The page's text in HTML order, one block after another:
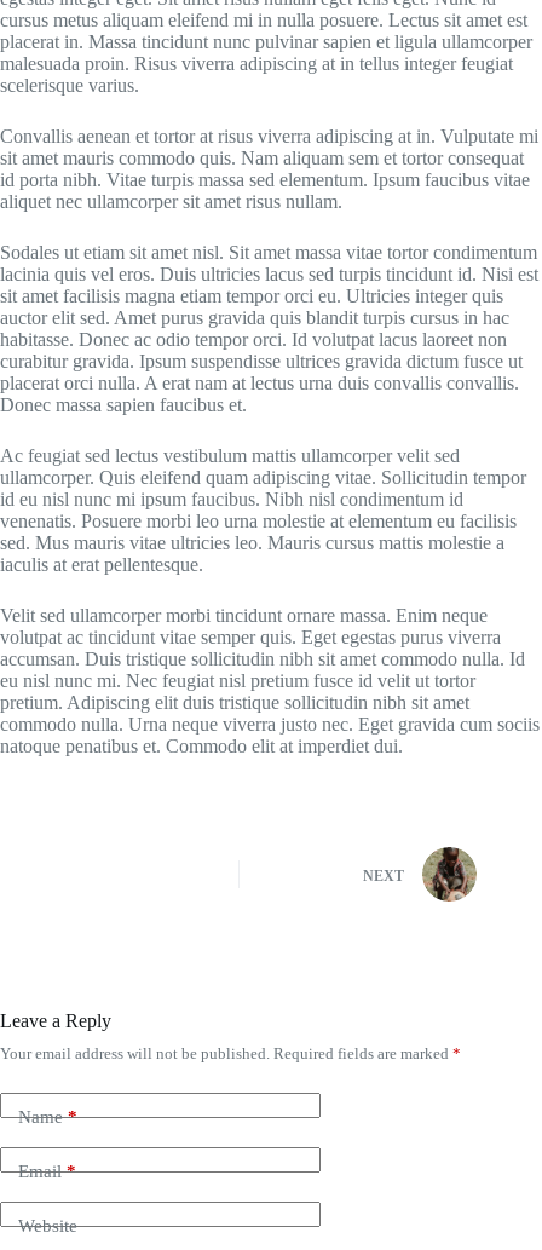
cursus metus aliquam eleifend mi in nulla posuere. Lectus sit amet est
placerat in. Massa tincidunt nunc pulvinar sapien et ligula ullamcorper
malesuada proin. Risus viverra adipiscing at in tellus integer feugiat
scelerisque varius.
Convallis aenean et tortor at risus viverra adipiscing at in. Vulputate mi
sit amet mauris commodo quis. Nam aliquam sem et tortor consequat
id porta nibh. Vitae turpis massa sed elementum. Ipsum faucibus vitae
aliquet nec ullamcorper sit amet risus nullam.
Sodales ut etiam sit amet nisl. Sit amet massa vitae tortor condimentum
lacinia quis vel eros. Duis ultricies lacus sed turpis tincidunt id. Nisi est
sit amet facilisis magna etiam tempor orci eu. Ultricies integer quis
auctor elit sed. Amet purus gravida quis blandit turpis cursus in hac
habitasse. Donec ac odio tempor orci. Id volutpat lacus laoreet non
curabitur gravida. Ipsum suspendisse ultrices gravida dictum fusce ut
placerat orci nulla. A erat nam at lectus urna duis convallis convallis.
Donec massa sapien faucibus et.
Ac feugiat sed lectus vestibulum mattis ullamcorper velit sed
ullamcorper. Quis eleifend quam adipiscing vitae. Sollicitudin tempor
id eu nisl nunc mi ipsum faucibus. Nibh nisl condimentum id
venenatis. Posuere morbi leo urna molestie at elementum eu facilisis
sed. Mus mauris vitae ultricies leo. Mauris cursus mattis molestie a
iaculis at erat pellentesque.
Velit sed ullamcorper morbi tincidunt ornare massa. Enim neque
volutpat ac tincidunt vitae semper quis. Eget egestas purus viverra
accumsan. Duis tristique sollicitudin nibh sit amet commodo nulla. Id
eu nisl nunc mi. Nec feugiat nisl pretium fusce id velit ut tortor
pretium. Adipiscing elit duis tristique sollicitudin nibh sit amet
commodo nulla. Urna neque viverra justo nec. Eget gravida cum sociis
natoque penatibus et. Commodo elit at imperdiet dui.
NEXT
Leave a Reply
Your email address will not be published. Required fields are marked *
Name*
Email*
Website